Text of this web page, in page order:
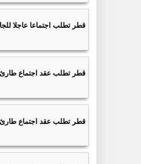
قطر تطلب اجتماعا عاجلا
قطر تطلب عقد اجتماع طارئ
قطر تطلب عقد اجتماع طارئ